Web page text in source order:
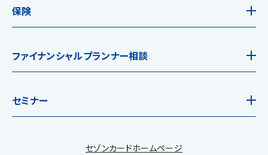
保険
ファイナンシャルプランナー相談
セミナー
セゾンカードホームページ